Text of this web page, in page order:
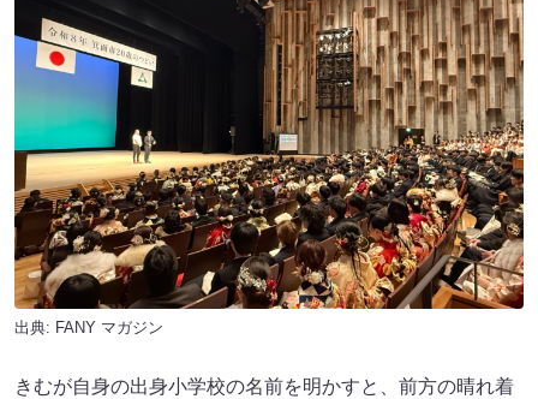
出典: FANY マガジン
きむが自身の出身小学校の名前を明かすと、前方の晴れ着